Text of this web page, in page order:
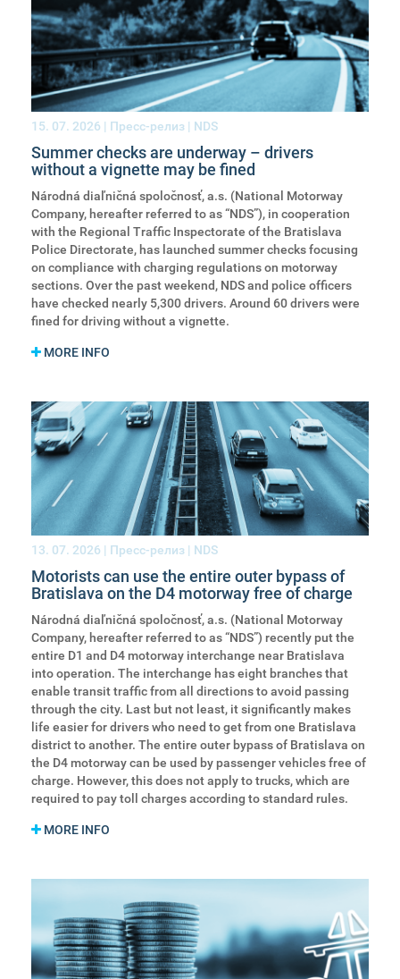
15. 07. 2026 | Пресс-релиз | NDS
Summer checks are underway – drivers
without a vignette may be fined
Národná diaľničná spoločnosť, a.s. (National Motorway
Company, hereafter referred to as “NDS”), in cooperation
with the Regional Traffic Inspectorate of the Bratislava
Police Directorate, has launched summer checks focusing
on compliance with charging regulations on motorway
sections. Over the past weekend, NDS and police officers
have checked nearly 5,300 drivers. Around 60 drivers were
fined for driving without a vignette.
MORE INFO
13. 07. 2026 | Пресс-релиз | NDS
Motorists can use the entire outer bypass of
Bratislava on the D4 motorway free of charge
Národná diaľničná spoločnosť, a.s. (National Motorway
Company, hereafter referred to as “NDS”) recently put the
entire D1 and D4 motorway interchange near Bratislava
into operation. The interchange has eight branches that
enable transit traffic from all directions to avoid passing
through the city. Last but not least, it significantly makes
life easier for drivers who need to get from one Bratislava
district to another. The entire outer bypass of Bratislava on
the D4 motorway can be used by passenger vehicles free of
charge. However, this does not apply to trucks, which are
required to pay toll charges according to standard rules.
MORE INFO